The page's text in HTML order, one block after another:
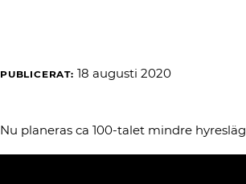
PUBLICERAT: 18 augusti 2020
Nu planeras ca 100-talet mindre